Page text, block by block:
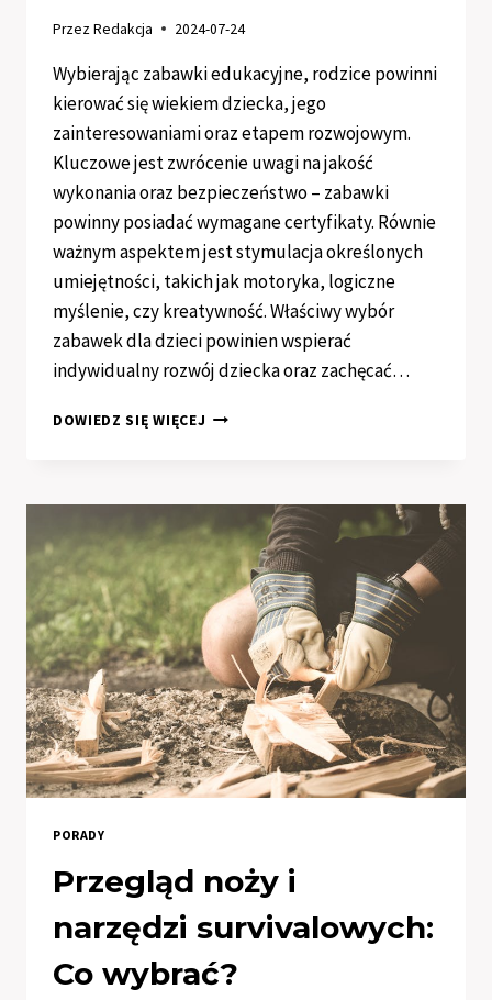
PrzezRedakcja 2024-07-24
Wybierając zabawki edukacyjne, rodzice powinni
kierować się wiekiem dziecka, jego
zainteresowaniami oraz etapem rozwojowym.
Kluczowe jest zwrócenie uwagi na jakość
wykonania oraz bezpieczeństwo – zabawki
powinny posiadać wymagane certyfikaty. Równie
ważnym aspektem jest stymulacja określonych
umiejętności, takich jak motoryka, logiczne
myślenie, czy kreatywność. Właściwy wybór
zabawek dla dzieci powinien wspierać
indywidualny rozwój dziecka oraz zachęcać…
DOWIEDZ SIĘ WIĘCEJ JAK
EDUKACYJNE
DLA
TWOJEGO
DZIECKA?
PORADY
Przegląd noży i
narzędzi survivalowych:
Co wybrać?